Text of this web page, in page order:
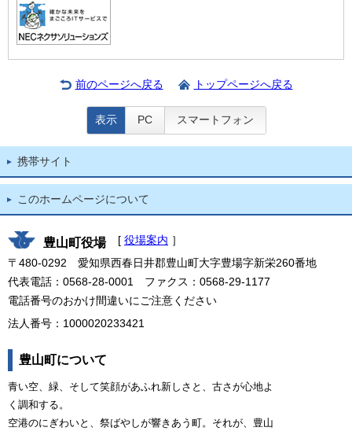
前のページへ戻る トップページへ戻る
表示 PC スマートフォン
携帯サイト
このホームページについて
豊山町役場 [ 役場案内 ］
〒480-0292 愛知県西春日井郡豊山町大字豊場字新栄260番地
代表電話：0568-28-0001 ファクス：0568-29-1177
電話番号のおかけ間違いにご注意ください
法人番号：1000020233421
豊山町について
青い空、緑、そして笑顔があふれ新しさと、古さが心地よ
く調和する。
空港のにぎわいと、祭ばやしが響きあう町。それが、豊山